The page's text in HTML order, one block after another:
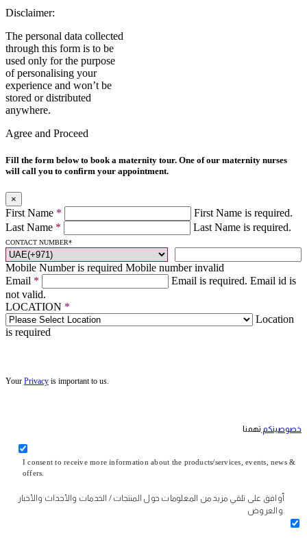
Disclaimer:
The personal data collected
through this form is to be
used only for the purpose
of personalising your
experience and won’t be
stored or distributed
anywhere.
Agree and Proceed
Fill the form below to book a maternity tour. One of our maternity nurses
will call you to confirm your appointment.
×
First Name *
First Name is required.
Last Name * Last Name is required.
CONTACT NUMBER*
Mobile Number is required Mobile number invalid
Email * Email is required. Email id is
not valid.
LOCATION *
Location
is required
Your Privacy is important to us.
خصوصيتكم تهمنا
I consent to receive more information about the products/services, events, news &
offers.
أوافق على تلقي مزيد من المعلومات حول المنتجات / الخدمات والأحداث والأخبار
والعروض.